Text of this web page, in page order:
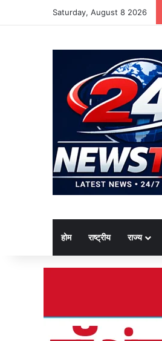
Saturday, August 8 2026
होम राष्ट्रीय राज्य